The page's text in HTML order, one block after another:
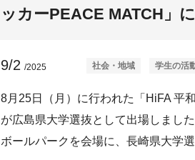
ッカーPEACE MATCH」
9/2 /2025 社会・地域 学生の活
8月25日（月）に行われた「HiFA 平
が広島県大学選抜として出場しまし
ボールパークを会場に、長崎県大学